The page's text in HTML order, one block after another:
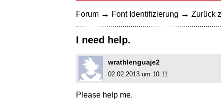
Forum → Font Identifizierung → Zurück
I need help.
wrathlenguaje2
02.02.2013 um 10:11
Please help me.